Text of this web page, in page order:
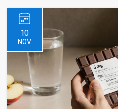
10
NOV